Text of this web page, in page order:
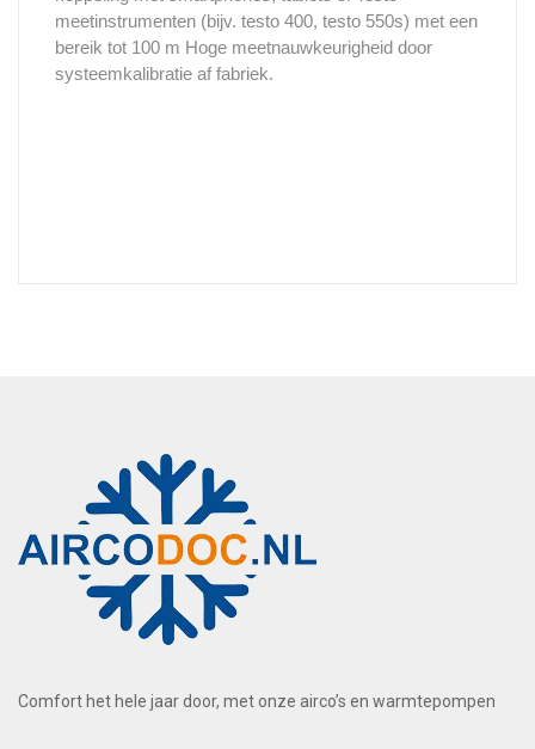
meetinstrumenten (bijv. testo 400, testo 550s) met een
bereik tot 100 m Hoge meetnauwkeurigheid door
systeemkalibratie af fabriek.
Comfort het hele jaar door, met onze airco’s en warmtepompen